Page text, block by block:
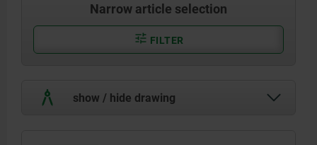
Narrow article selection
FILTER
show / hide drawing